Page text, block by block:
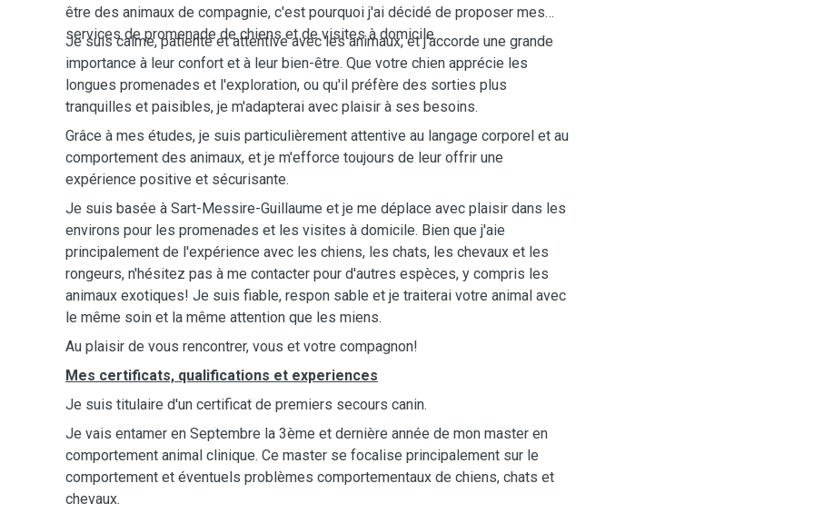
être des animaux de compagnie, c'est pourquoi j'ai décidé de proposer mes
services de promenade de chiens et de visites à domicile.
Je suis calme, patiente et attentive avec les animaux, et j'accorde une grande
importance à leur confort et à leur bien-être. Que votre chien apprécie les
longues promenades et l'exploration, ou qu'il préfère des sorties plus
tranquilles et paisibles, je m'adapterai avec plaisir à ses besoins.
Grâce à mes études, je suis particulièrement attentive au langage corporel et au
comportement des animaux, et je m'efforce toujours de leur offrir une
expérience positive et sécurisante.
Je suis basée à Sart-Messire-Guillaume et je me déplace avec plaisir dans les
environs pour les promenades et les visites à domicile. Bien que j'aie
principalement de l'expérience avec les chiens, les chats, les chevaux et les
rongeurs, n'hésitez pas à me contacter pour d'autres espèces, y compris les
animaux exotiques! Je suis fiable, respon sable et je traiterai votre animal avec
le même soin et la même attention que les miens.
Au plaisir de vous rencontrer, vous et votre compagnon!
Mes certificats, qualifications et experiences
Je suis titulaire d'un certificat de premiers secours canin.
Je vais entamer en Septembre la 3ème et dernière année de mon master en
comportement animal clinique. Ce master se focalise principalement sur le
comportement et éventuels problèmes comportementaux de chiens, chats et
chevaux.